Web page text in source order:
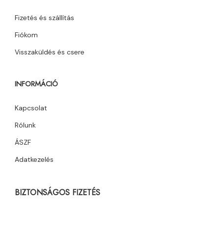
Fizetés és szállítás
Fiókom
Visszaküldés és csere
INFORMÁCIÓ
Kapcsolat
Rólunk
ÁSZF
Adatkezelés
BIZTONSÁGOS FIZETÉS